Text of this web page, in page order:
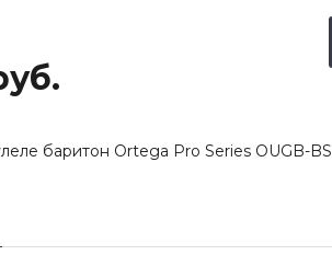
баритон Ortega Pro Series OUGB-BS